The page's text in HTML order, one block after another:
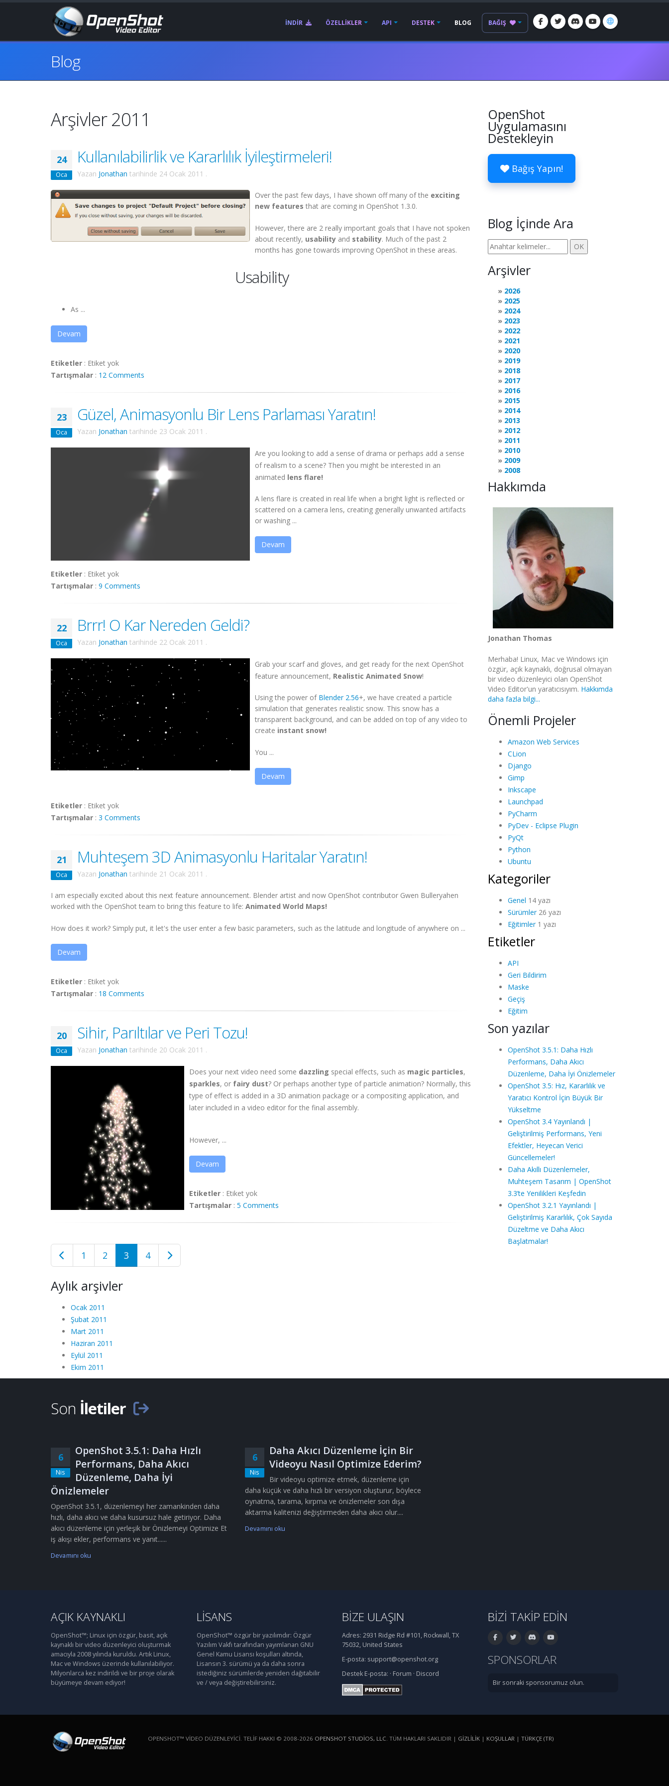
İNDIR ÖZELLIKLER API DESTEK BLOG BAĞIŞ
Blog
Arşivler 2011
24
Oca
Kullanılabilirlik ve Kararlılık İyileştirmeleri!
Yazan Jonathan tarihinde 24 Ocak 2011 .
Over the past few days, I have shown off many of the exciting
new features that are coming in OpenShot 1.3.0.
However, there are 2 really important goals that I have not spoken
about recently, usability and stability. Much of the past 2
months has gone towards improving OpenShot in these areas.
Usability
As ...
Devam
Etiketler : Etiket yok
Tartışmalar : 12 Comments
23
Oca
Güzel, Animasyonlu Bir Lens Parlaması Yaratın!
Yazan Jonathan tarihinde 23 Ocak 2011 .
Are you looking to add a sense of drama or perhaps add a sense
of realism to a scene? Then you might be interested in an
animated lens flare!
A lens flare is created in real life when a bright light is reflected or
scattered on a camera lens, creating generally unwanted artifacts
or washing ...
Devam
Etiketler : Etiket yok
Tartışmalar : 9 Comments
22
Oca
Brrr! O Kar Nereden Geldi?
Yazan Jonathan tarihinde 22 Ocak 2011 .
Grab your scarf and gloves, and get ready for the next OpenShot
feature announcement, Realistic Animated Snow!
Using the power of Blender 2.56+, we have created a particle
simulation that generates realistic snow. This snow has a
transparent background, and can be added on top of any video to
create instant snow!
You ...
Devam
Etiketler : Etiket yok
Tartışmalar : 3 Comments
21
Oca
Muhteşem 3D Animasyonlu Haritalar Yaratın!
Yazan Jonathan tarihinde 21 Ocak 2011 .
I am especially excited about this next feature announcement. Blender artist and now OpenShot contributor Gwen Bulleryahen
worked with the OpenShot team to bring this feature to life: Animated World Maps!
How does it work? Simply put, it let's the user enter a few basic parameters, such as the latitude and longitude of anywhere on ...
Devam
Etiketler : Etiket yok
Tartışmalar : 18 Comments
20
Oca
Sihir, Parıltılar ve Peri Tozu!
Yazan Jonathan tarihinde 20 Ocak 2011 .
Does your next video need some dazzling special effects, such as magic particles,
sparkles, or fairy dust? Or perhaps another type of particle animation? Normally, this
type of effect is added in a 3D animation package or a compositing application, and
later included in a video editor for the final assembly.
However, ...
Devam
Etiketler : Etiket yok
Tartışmalar : 5 Comments
1 2 3 4
Aylık arşivler
Ocak 2011
Şubat 2011
Mart 2011
Haziran 2011
Eylül 2011
Ekim 2011
OpenShot
Uygulamasını
Destekleyin
Bağış Yapın!
Blog İçinde Ara
Arşivler
2026
2025
2024
2023
2022
2021
2020
2019
2018
2017
2016
2015
2014
2013
2012
2011
2010
2009
2008
Hakkımda
Jonathan Thomas
Merhaba! Linux, Mac ve Windows için
özgür, açık kaynaklı, doğrusal olmayan
bir video düzenleyici olan OpenShot
Video Editor'un yaratıcısıyım. Hakkımda
daha fazla bilgi...
Önemli Projeler
Amazon Web Services
CLion
Django
Gimp
Inkscape
Launchpad
PyCharm
PyDev - Eclipse Plugin
PyQt
Python
Ubuntu
Kategoriler
Genel 14 yazı
Sürümler26 yazı
Eğitimler1 yazı
Etiketler
API
Geri Bildirim
Maske
Geçiş
Eğitim
Son yazılar
OpenShot 3.5.1: Daha Hızlı
Performans, Daha Akıcı
Düzenleme, Daha İyi Önizlemeler
OpenShot 3.5: Hız, Kararlılık ve
Yaratıcı Kontrol İçin Büyük Bir
Yükseltme
OpenShot 3.4 Yayınlandı |
Geliştirilmiş Performans, Yeni
Efektler, Heyecan Verici
Güncellemeler!
Daha Akıllı Düzenlemeler,
Muhteşem Tasarım | OpenShot
3.3’te Yenilikleri Keşfedin
OpenShot 3.2.1 Yayınlandı |
Geliştirilmiş Kararlılık, Çok Sayıda
Düzeltme ve Daha Akıcı
Başlatmalar!
Son İletiler
6
Nis
OpenShot 3.5.1: Daha Hızlı
Performans, Daha Akıcı
Düzenleme, Daha İyi
Önizlemeler
OpenShot 3.5.1, düzenlemeyi her zamankinden daha
hızlı, daha akıcı ve daha kusursuz hale getiriyor. Daha
akıcı düzenleme için yerleşik bir Önizlemeyi Optimize Et
iş akışı ekler, performans ve yanıt......
Devamını oku
6
Nis
Daha Akıcı Düzenleme İçin Bir
Videoyu Nasıl Optimize Ederim?
Bir videoyu optimize etmek, düzenleme için
daha küçük ve daha hızlı bir versiyon oluşturur, böylece
oynatma, tarama, kırpma ve önizlemeler son dışa
aktarma kalitenizi değiştirmeden daha akıcı olur....
Devamını oku
AÇIK KAYNAKLI
OpenShot™; Linux için özgür, basit, açık
kaynaklı bir video düzenleyici oluşturmak
amacıyla 2008 yılında kuruldu. Artık Linux,
Mac ve Windows üzerinde kullanılabiliyor.
Milyonlarca kez indirildi ve bir proje olarak
büyümeye devam ediyor!
LISANS
OpenShot™ özgür bir yazılımdır: Özgür
Yazılım Vakfı tarafından yayımlanan GNU
Genel Kamu Lisansı koşulları altında,
Lisansın 3. sürümü ya da daha sonra
istediğiniz sürümlerde yeniden dağıtabilir
ve / veya değiştirebilirsiniz.
BIZE ULAŞIN
Adres: 2931 Ridge Rd #101, Rockwall, TX
75032, United States
E-posta: support@openshot.org
Destek E-posta: · Forum · Discord
BIZI TAKIP EDIN
SPONSORLAR
Bir sonraki sponsorumuz olun.
OPENSHOT™ VIDEO DÜZENLEYICI. TELIF HAKKI © 2008-2026 OPENSHOT STUDIOS, LLC. TÜM HAKLARI SAKLIDIR | GIZLILIK | KOŞULLAR | TÜRKÇE (TR)